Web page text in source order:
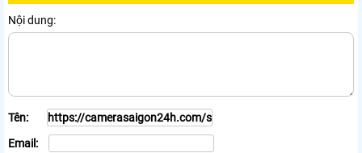
Nội dung:
Tên:
Email: